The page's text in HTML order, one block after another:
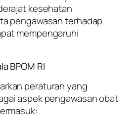
kesehatan
pengawasan terhadap
mempengaruhi
BPOM RI
peraturan yang
aspek pengawasan obat